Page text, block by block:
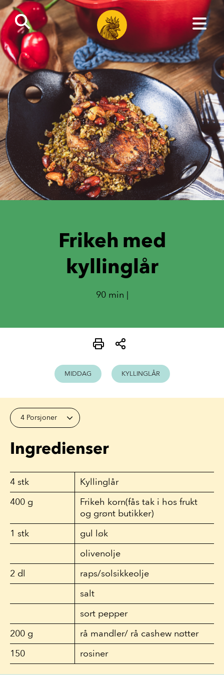
Frikeh med
kyllinglår
90 min |
MIDDAG KYLLINGLÅR
4 Porsjoner
Ingredienser
4 stk
Kyllinglår
400 g
Frikeh korn(fås tak i hos frukt
og grønt butikker)
1 stk
gul løk
olivenolje
2 dl
raps/solsikkeolje
salt
sort pepper
200 g
rå mandler/ rå cashew nøtter
150
rosiner